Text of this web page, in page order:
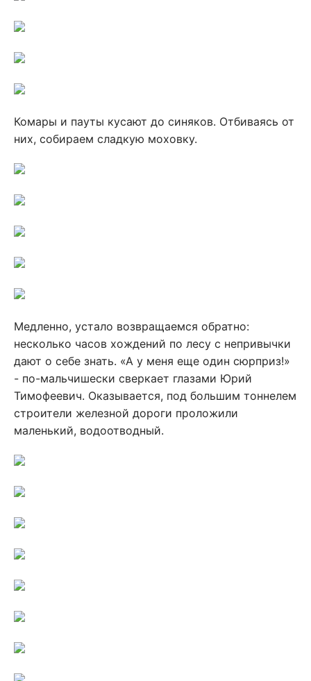
Комары и пауты кусают до синяков. Отбиваясь от
них, собираем сладкую моховку.
Медленно, устало возвращаемся обратно:
несколько часов хождений по лесу с непривычки
дают о себе знать. «А у меня еще один сюрприз!»
- по-мальчишески сверкает глазами Юрий
Тимофеевич. Оказывается, под большим тоннелем
строители железной дороги проложили
маленький, водоотводный.